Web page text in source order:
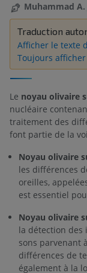
Muhammad A.
Traduction
Afficher le texte
Toujours
Le noyau olivaire
nucléaire
traitement des
font partie de la
Noyau olivaire
les différences
oreilles,
est essentiel
Noyau olivaire
la détection des
sons parvenant
différences de
également à la